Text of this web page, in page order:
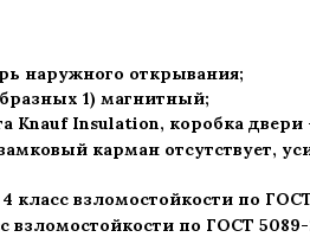
наружного открывания;
1) магнитный;
Knauf Insulation, коробка
карман отсутствует,
4 класс взломостойкости по
взломостойкости по ГОСТ